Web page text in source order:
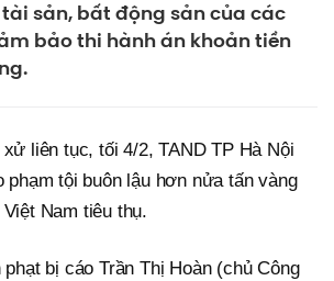
sản, bất động sản của các
bảo thi hành án khoản tiền
liên tục, tối 4/2, TAND TP Hà Nội
phạm tội buôn lậu hơn nửa tấn vàng
Nam tiêu thụ.
bị cáo Trần Thị Hoàn (chủ Công